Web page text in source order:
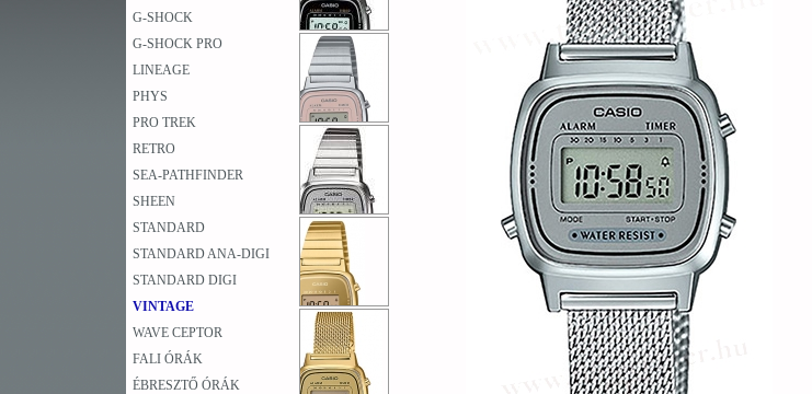
G-SHOCK
G-SHOCK PRO
LINEAGE
PHYS
PRO TREK
RETRO
SEA-PATHFINDER
SHEEN
STANDARD
STANDARD ANA-DIGI
STANDARD DIGI
VINTAGE
WAVE CEPTOR
FALI ÓRÁK
ÉBRESZTŐ ÓRÁK